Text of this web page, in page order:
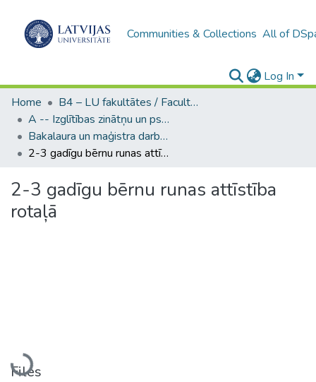
Communities & Collections All of
Log In
Home
B4 – LU fakultātes / Faculties of the UL
A -- Izglītības zinātņu un psiholoģijas fakultāte / Faculty of Education Sciences and Psychology
Bakalaura un maģistra darbi (PPMF) / Bachelor's and Master's theses
2-3 gadīgu bērnu runas attīstība rotaļā
2-3 gadīgu bērnu runas attīstība
rotaļā
Loading...
Files